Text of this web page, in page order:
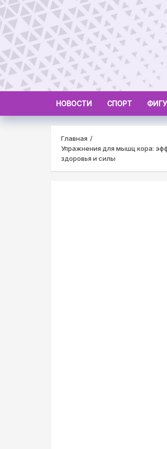
Skip
to
content
НОВОСТИ СПОРТ
Главная
Упражнения для мышц кора:
здоровья и силы